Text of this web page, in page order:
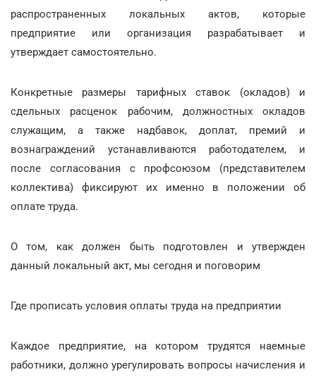
распространенных локальных актов, которые
предприятие или организация разрабатывает и
утверждает самостоятельно.
Конкретные размеры тарифных ставок (окладов) и
сдельных расценок рабочим, должностных окладов
служащим, а также надбавок, доплат, премий и
вознаграждений устанавливаются работодателем, и
после согласования с профсоюзом (представителем
коллектива) фиксируют их именно в положении об
оплате труда.
О том, как должен быть подготовлен и утвержден
данный локальный акт, мы сегодня и поговорим
Где прописать условия оплаты труда на предприятии
Каждое предприятие, на котором трудятся наемные
работники, должно урегулировать вопросы начисления и